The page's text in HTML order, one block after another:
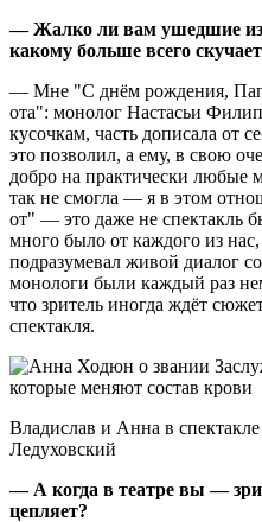
— Жалко ли вам ушедшие из
какому больше всего
— Мне "С днём рождения,
ота": монолог Настасьи
кусочкам, часть дописала от
это позволил, а ему, в свою
добро на практически любые
так не смогла — я в этом
от" — это даже не спектакль
много было от каждого из
подразумевал живой диалог
монологи были каждый раз
что зритель иногда ждёт
спектакля.
Владислав и Анна в
Ледуховский
— А когда в театре вы —
цепляет?